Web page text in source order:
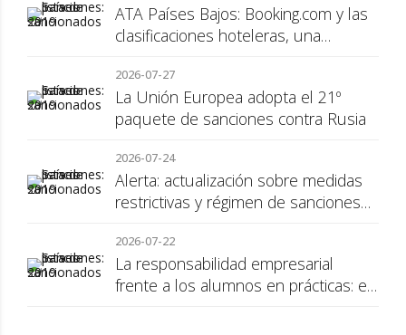
ATA Países Bajos: Booking.com y las
clasificaciones hoteleras, una
consumidor
2026-07-27
La Unión Europea adopta el 21º
paquete de sanciones contra Rusia
2026-07-24
Alerta: actualización sobre medidas
restrictivas y régimen de sanciones
2026-07-22
La responsabilidad empresarial
frente a los alumnos en prácticas: el